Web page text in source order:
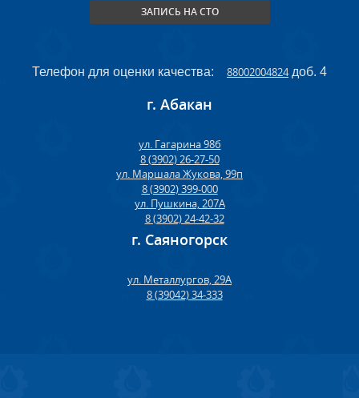
ЗАПИСЬ НА СТО
Телефон для оценки качества: 88002004824доб. 4
г. Абакан
ул. Гагарина 98б
8 (3902) 26-27-50
ул. Маршала Жукова, 99п
8 (3902) 399-000
ул. Пушкина, 207А
8 (3902) 24-42-32
г. Саяногорск
ул. Металлургов, 29А
8 (39042) 34-333